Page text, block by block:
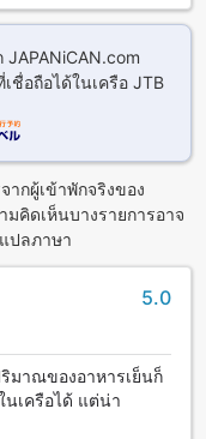
ชื่อถือได้ในเครือ JTB
ากผู้เข้าพักจริงของ
มคิดเห็นบางรายการอาจ
ปลภาษา
5.0
มาณของอาหารเย็นก็
เครือได้ แต่น่า